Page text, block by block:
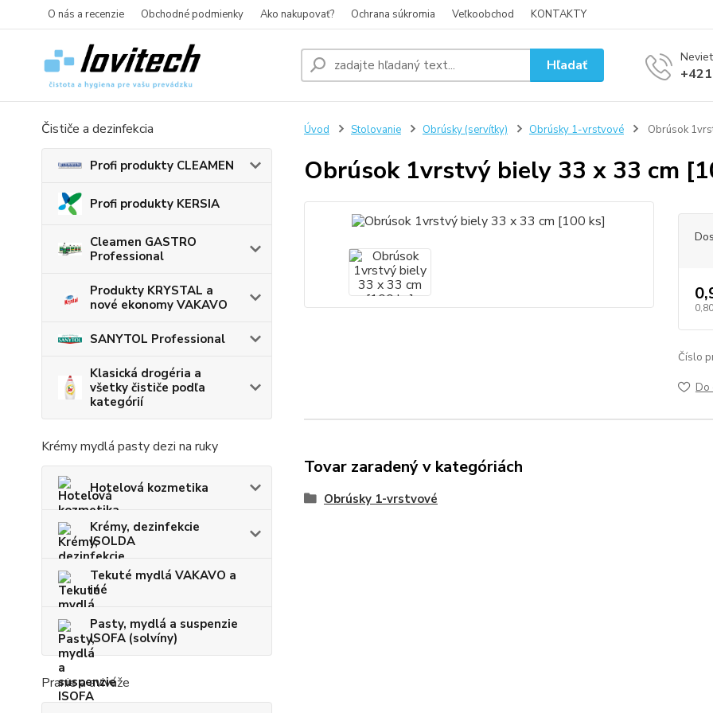
O nás a recenzie Obchodné podmienky Ako nakupovať? Ochrana súkromia Veľkoobchod KONTAKTY
Hľadať
Čističe a dezinfekcia
Profi produkty CLEAMEN
Profi produkty KERSIA
Cleamen GASTRO
Professional
Produkty KRYSTAL a
nové ekonomy VAKAVO
SANYTOL Professional
Klasická drogéria a
všetky čističe podľa
kategórií
Krémy mydlá pasty dezi na ruky
Hotelová kozmetika
Krémy, dezinfekcie
ISOLDA
Tekuté mydlá VAKAVO a
iné
Pasty, mydlá a suspenzie
ISOFA (solvíny)
Pranie a aviváže
Úvod Stolovanie Obrúsky (servítky) Obrúsky 1-vrstvové Obrúsok
Obrúsok 1vrstvý biely 33 x 33 cm
Číslo
Do
Tovar zaradený v kategóriách
Obrúsky 1-vrstvové